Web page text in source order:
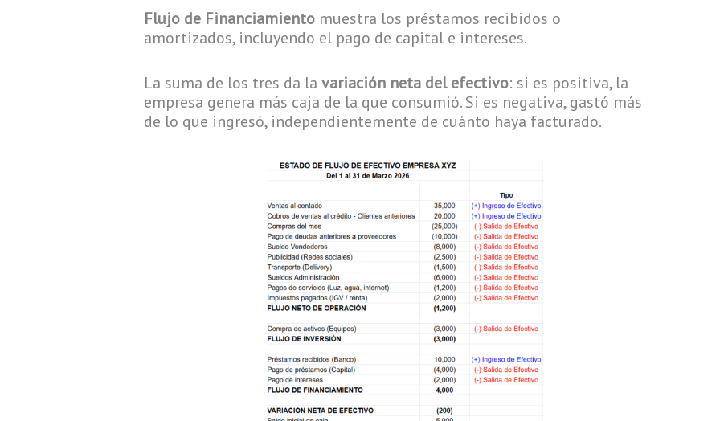
Flujo de Financiamientomuestra los préstamos recibidos o
amortizados, incluyendo el pago de capital e intereses.
La suma de los tres da la variación neta del efectivo: si es positiva, la
empresa genera más caja de la que consumió. Si es negativa, gastó más
de lo que ingresó, independientemente de cuánto haya facturado.